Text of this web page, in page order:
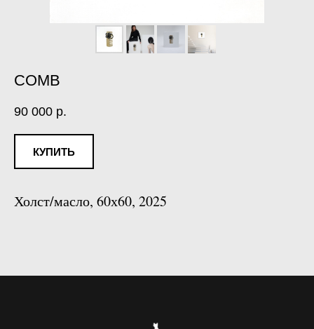
COMB
90 000 р.
КУПИТЬ
Холст/масло, 60х60, 2025